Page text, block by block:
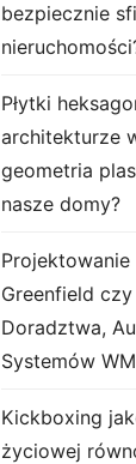
bezpiecznie
Płytki
architekturze
geometria
nasze domy?
Greenfield
Doradztwa,
Systemów
Kickboxing
życiowej